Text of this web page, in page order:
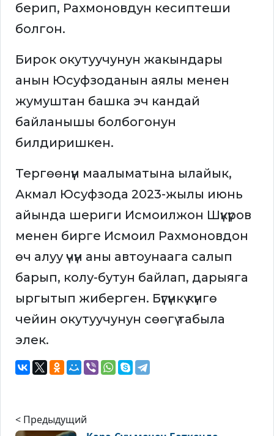
берип, Рахмоновдун кесиптеши
болгон.
Бирок окутуучунун жакындары
анын Юсуфзоданын аялы менен
жумуштан башка эч кандай
байланышы болбогонун
билдиришкен.
Тергөөнүн маалыматына ылайык,
Акмал Юсуфзода 2023-жылы июнь
айында шериги Исмоилжон Шүкүров
менен бирге Исмоил Рахмоновдон
өч алуу үчүн аны автоунаага салып
барып, колу-бутун байлап, дарыяга
ыргытып жиберген. Бүгүнкү күнгө
чейин окутуучунун сөөгү табыла
элек.
< Предыдущий